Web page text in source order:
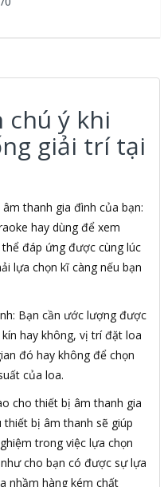
chú ý khi
giải trí tại
thanh gia đình của bạn:
hay dùng để xem
đáp ứng được cùng lúc
lựa chọn kĩ càng nếu bạn
Bạn cần ước lượng được
hay không, vị trí đặt loa
đó hay không để chọn
của loa.
cho thiết bị âm thanh gia
thiết bị âm thanh sẽ giúp
trong việc lựa chọn
cho bạn có được sự lựa
nhầm hàng kém chất